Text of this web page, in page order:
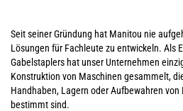
Seit seiner Gründung hat Manitou nie
Lösungen für Fachleute zu entwickeln. Als
Gabelstaplers hat unser Unternehmen
Konstruktion von Maschinen gesammelt,
Handhaben, Lagern oder Aufbewahren
bestimmt sind.